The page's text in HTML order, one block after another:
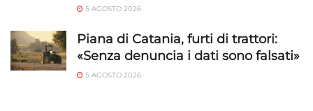
Salvare e comunicare le scelte sulla
5 AGOSTO 2026
Piana di Catania, furti di trattori:
«Senza denuncia i dati sono falsati»
5 AGOSTO 2026